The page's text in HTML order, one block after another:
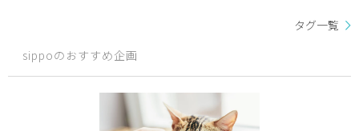
タグ一覧
sippoのおすすめ企画